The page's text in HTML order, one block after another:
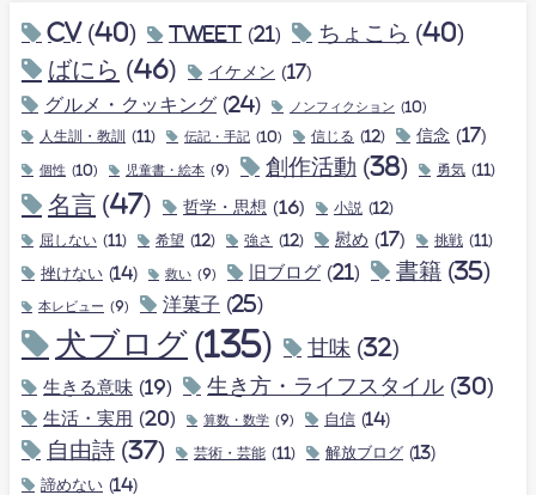
CV (40) tweet (21) ちょこら (40)
ばにら (46) イケメン (17)
グルメ・クッキング (24) ノンフィクション (10)
人生訓・教訓 (11) 伝記・手記 (10) 信じる (12) 信念 (17)
個性 (10) 児童書・絵本 (9) 創作活動 (38) 勇気 (11)
名言 (47) 哲学・思想 (16) 小説 (12)
屈しない (11) 希望 (12) 強さ (12) 慰め (17) 挑戦 (11)
挫けない (14) 救い (9) 旧ブログ (21) 書籍 (35)
本レビュー (9) 洋菓子 (25)
犬ブログ (135) 甘味 (32)
生きる意味 (19) 生き方・ライフスタイル (30)
生活・実用 (20) 算数・数学 (9) 自信 (14)
自由詩 (37) 芸術・芸能 (11) 解放ブログ (13)
諦めない (14)